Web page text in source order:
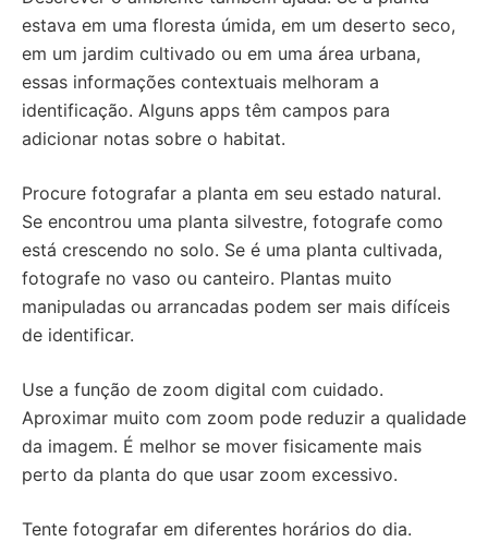
estava em uma floresta úmida, em um deserto seco,
em um jardim cultivado ou em uma área urbana,
essas informações contextuais melhoram a
identificação. Alguns apps têm campos para
adicionar notas sobre o habitat.
Procure fotografar a planta em seu estado natural.
Se encontrou uma planta silvestre, fotografe como
está crescendo no solo. Se é uma planta cultivada,
fotografe no vaso ou canteiro. Plantas muito
manipuladas ou arrancadas podem ser mais difíceis
de identificar.
Use a função de zoom digital com cuidado.
Aproximar muito com zoom pode reduzir a qualidade
da imagem. É melhor se mover fisicamente mais
perto da planta do que usar zoom excessivo.
Tente fotografar em diferentes horários do dia.